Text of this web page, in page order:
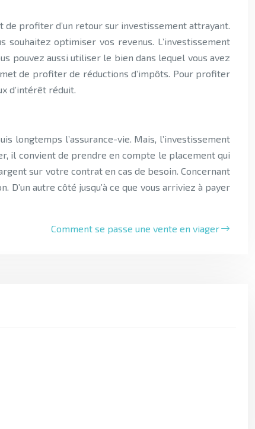
profiter d’un retour sur investissement attrayant.
souhaitez optimiser vos revenus. L’investissement
pouvez aussi utiliser le bien dans lequel vous avez
de profiter de réductions d’impôts. Pour profiter
d’intérêt réduit.
longtemps l’assurance-vie. Mais, l’investissement
il convient de prendre en compte le placement qui
sur votre contrat en cas de besoin. Concernant
autre côté jusqu’à ce que vous arriviez à payer
Comment se passe une vente en viager